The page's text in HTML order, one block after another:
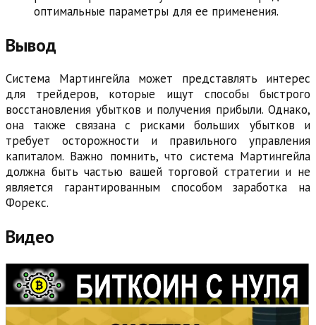
оптимальные параметры для ее применения.
Вывод
Система Мартингейла может представлять интерес
для трейдеров, которые ищут способы быстрого
восстановления убытков и получения прибыли. Однако,
она также связана с рисками больших убытков и
требует осторожности и правильного управления
капиталом. Важно помнить, что система Мартингейла
должна быть частью вашей торговой стратегии и не
является гарантированным способом заработка на
Форекс.
Видео